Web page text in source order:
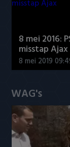
8 mei 2016:
misstap Ajax
8 mei 2019
WAG's